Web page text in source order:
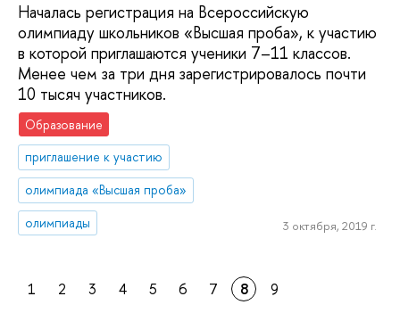
Началась регистрация на Всероссийскую
олимпиаду школьников «Высшая проба», к участию
в которой приглашаются ученики 7–11 классов.
Менее чем за три дня зарегистрировалось почти
10 тысяч участников.
Образование
приглашение к участию
олимпиада «Высшая проба»
олимпиады
3 октября, 2019 г.
1 2 3 4 5 6 7 8 9